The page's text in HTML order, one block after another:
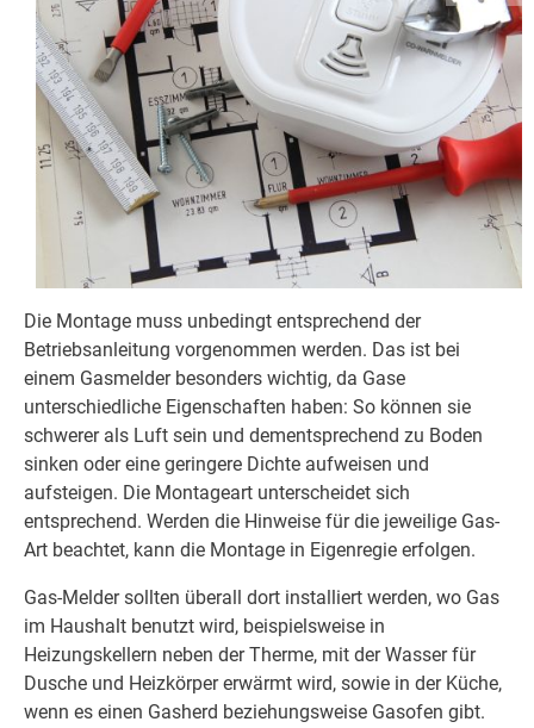
Die Montage muss unbedingt entsprechend der
Betriebsanleitung vorgenommen werden. Das ist bei
einem Gasmelder besonders wichtig, da Gase
unterschiedliche Eigenschaften haben: So können sie
schwerer als Luft sein und dementsprechend zu Boden
sinken oder eine geringere Dichte aufweisen und
aufsteigen. Die Montageart unterscheidet sich
entsprechend. Werden die Hinweise für die jeweilige Gas-
Art beachtet, kann die Montage in Eigenregie erfolgen.
Gas-Melder sollten überall dort installiert werden, wo Gas
im Haushalt benutzt wird, beispielsweise in
Heizungskellern neben der Therme, mit der Wasser für
Dusche und Heizkörper erwärmt wird, sowie in der Küche,
wenn es einen Gasherd beziehungsweise Gasofen gibt.